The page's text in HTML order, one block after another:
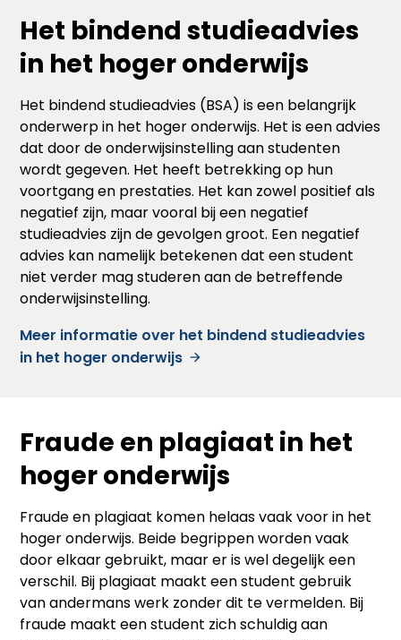
Het bindend studieadvies
in het hoger onderwijs
Het bindend studieadvies (BSA) is een belangrijk
onderwerp in het hoger onderwijs. Het is een advies
dat door de onderwijsinstelling aan studenten
wordt gegeven. Het heeft betrekking op hun
voortgang en prestaties. Het kan zowel positief als
negatief zijn, maar vooral bij een negatief
studieadvies zijn de gevolgen groot. Een negatief
advies kan namelijk betekenen dat een student
niet verder mag studeren aan de betreffende
onderwijsinstelling.
Meer informatie over het bindend studieadvies
in het hoger onderwijs
Fraude en plagiaat in het
hoger onderwijs
Fraude en plagiaat komen helaas vaak voor in het
hoger onderwijs. Beide begrippen worden vaak
door elkaar gebruikt, maar er is wel degelijk een
verschil. Bij plagiaat maakt een student gebruik
van andermans werk zonder dit te vermelden. Bij
fraude maakt een student zich schuldig aan